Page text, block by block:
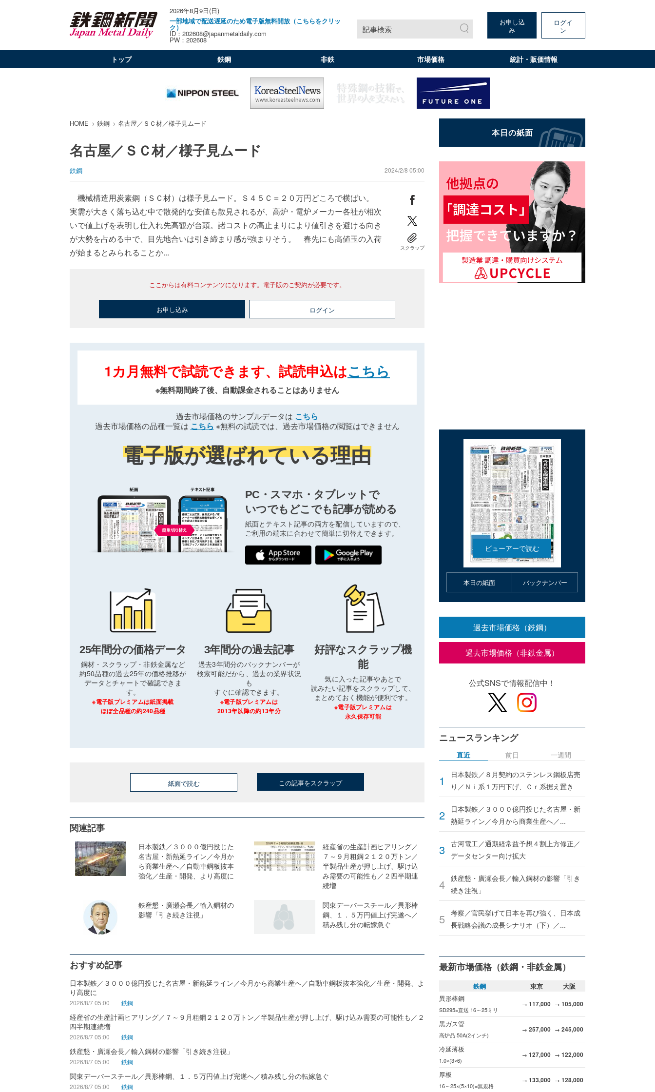
2026年8月9日(日)
一部地域で配送遅延のため電子版無料開放（こちらをクリッ
ク）
ID：202608@japanmetaldaily.com
PW：202608
記事検索
お申し込
み
ログイ
ン
トップ 鉄鋼 非鉄 市場価格 統計・販価情報
HOME 鉄鋼 名古屋／ＳＣ材／様子見ムード
名古屋／ＳＣ材／様子見ムード
鉄鋼 2024/2/8 05:00
機械構造用炭素鋼（ＳＣ材）は様子見ムード。Ｓ４５Ｃ＝２０万円どころで横ばい。
実需が大きく落ち込む中で散発的な安値も散見されるが、高炉・電炉メーカー各社が相次
いで値上げを表明し仕入れ先高観が台頭。諸コストの高止まりにより値引きを避ける向き
が大勢を占める中で、目先地合いは引き締まり感が強まりそう。 春先にも高値玉の入荷
が始まるとみられることか...
スクラップ
ここからは有料コンテンツになります。電子版のご契約が必要です。
お申し込み ログイン
1カ月無料で試読できます、試読申込はこちら
※無料期間終了後、自動課金されることはありません
過去市場価格のサンプルデータは こちら
過去市場価格の品種一覧は こちら ※無料の試読では、過去市場価格の閲覧はできません
電子版が選ばれている理由
PC・スマホ・タブレットで
いつでもどこでも記事が読める
紙面とテキスト記事の両方を配信していますので、
ご利用の端末に合わせて簡単に切替えできます。
25年間分の価格データ
鋼材・スクラップ・非鉄金属など
約50品種の過去25年の価格推移が
データとチャートで確認できま
す。
※電子版プレミアムは紙面掲載
ほぼ全品種の約240品種
3年間分の過去記事
過去3年間分のバックナンバーが
検索可能だから、過去の業界状況
も
すぐに確認できます。
※電子版プレミアムは
2013年以降の約13年分
好評なスクラップ機
能
気に入った記事やあとで
読みたい記事をスクラップして、
まとめておく機能が便利です。
※電子版プレミアムは
永久保存可能
紙面で読む この記事をスクラップ
関連記事
日本製鉄／３０００億円投じた
名古屋・新熱延ライン／今月か
ら商業生産へ／自動車鋼板抜本
強化／生産・開発、より高度に
経産省の生産計画ヒアリング／
７～９月粗鋼２１２０万トン／
半製品生産が押し上げ、駆け込
み需要の可能性も／２四半期連
続増
鉄産懇・廣瀬会長／輸入鋼材の
影響「引き続き注視」
関東デーバースチール／異形棒
鋼、１．５万円値上げ完遂へ／
積み残し分の転嫁急ぐ
おすすめ記事
日本製鉄／３０００億円投じた名古屋・新熱延ライン／今月から商業生産へ／自動車鋼板抜本強化／生産・開発、よ
り高度に
2026/8/7 05:00 鉄鋼
経産省の生産計画ヒアリング／７～９月粗鋼２１２０万トン／半製品生産が押し上げ、駆け込み需要の可能性も／２
四半期連続増
2026/8/7 05:00 鉄鋼
鉄産懇・廣瀬会長／輸入鋼材の影響「引き続き注視」
2026/8/7 05:00 鉄鋼
関東デーバースチール／異形棒鋼、１．５万円値上げ完遂へ／積み残し分の転嫁急ぐ
2026/8/7 05:00 鉄鋼
本日の紙面 バックナンバー
過去市場価格（鉄鋼）
過去市場価格（非鉄金属）
公式SNSで情報配信中！
ニュースランキング
直近
日本製鉄／８月契約のステンレス鋼板店売
り／Ｎｉ系１万円下げ、Ｃｒ系据え置き
日本製鉄／３０００億円投じた名古屋・新
熱延ライン／今月から商業生産へ／...
古河電工／通期経常益予想４割上方修正／
データセンター向け拡大
鉄産懇・廣瀬会長／輸入鋼材の影響「引き
続き注視」
考察／官民挙げて日本を再び強く、日本成
長戦略会議の成長シナリオ（下）／...
前日 一週間
最新市場価格（鉄鋼・非鉄金属）
鉄鋼 東京
大阪
異形棒鋼
SD295=直送 16～25ミリ
→ 117,000 → 105,000
黒ガス管
高炉品 50A(2インチ)
→ 257,000 → 245,000
冷延薄板
1.0×(3×6)
→ 127,000 → 122,000
厚板
16～25×(5×10)=無規格
→ 133,000 → 128,000